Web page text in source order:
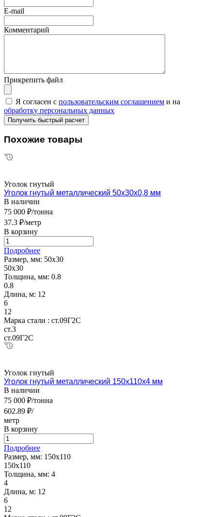
E-mail
Комментарий
Прикрепить файл
Я согласен с пользовательским соглашением и на
обработку персональных данных
Похожие товары
Уголок гнутый
Уголок гнутый металлический 50х30х0,8 мм
В наличии
75 000 ₽/тонна
37.3 ₽/метр
В корзину
Подробнее
Размер, мм: 50х30
50х30
Толщина, мм: 0.8
0.8
Длина, м: 12
6
12
Марка стали : ст.09Г2С
ст.3
ст.09Г2С
Уголок гнутый
Уголок гнутый металлический 150х110х4 мм
В наличии
75 000 ₽/тонна
602.89 ₽/
метр
В корзину
Подробнее
Размер, мм: 150х110
150х110
Толщина, мм: 4
4
Длина, м: 12
6
12